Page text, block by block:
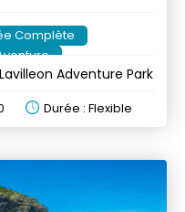
Complète
Adventure Park
Durée : Flexible